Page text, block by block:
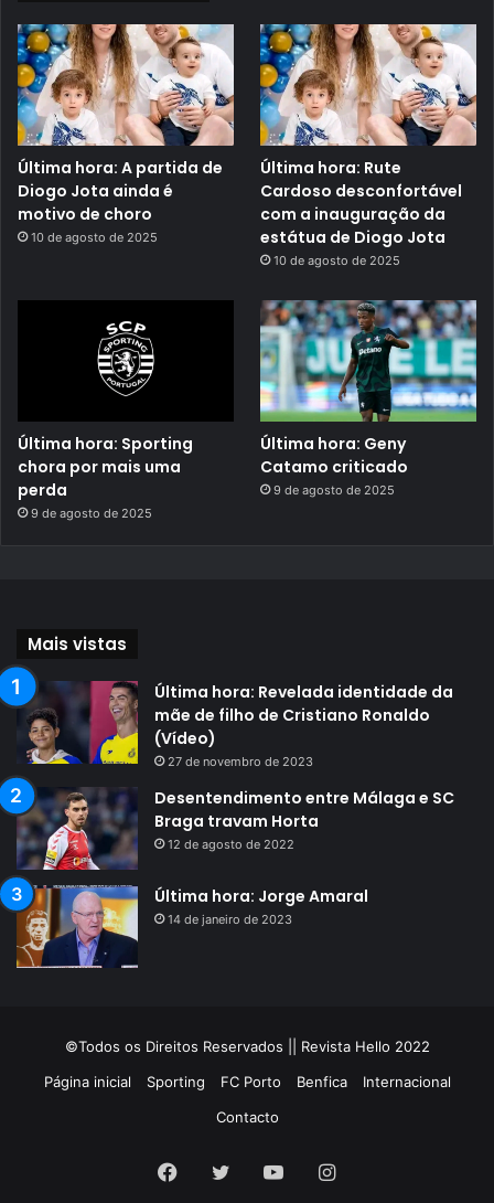
Última hora: A partida de
Diogo Jota ainda é
motivo de choro
10 de agosto de 2025
Última hora: Rute
Cardoso desconfortável
com a inauguração da
estátua de Diogo Jota
10 de agosto de 2025
Última hora: Sporting
chora por mais uma
perda
9 de agosto de 2025
Última hora: Geny
Catamo criticado
9 de agosto de 2025
Mais vistas
Última hora: Revelada identidade da
mãe de filho de Cristiano Ronaldo
(Vídeo)
27 de novembro de 2023
Desentendimento entre Málaga e SC
Braga travam Horta
12 de agosto de 2022
Última hora: Jorge Amaral
14 de janeiro de 2023
©Todos os Direitos Reservados || Revista Hello 2022
Página inicial
Sporting FC Porto Benfica
Internacional
Contacto
Facebook
TwitterYouTubeInstagram